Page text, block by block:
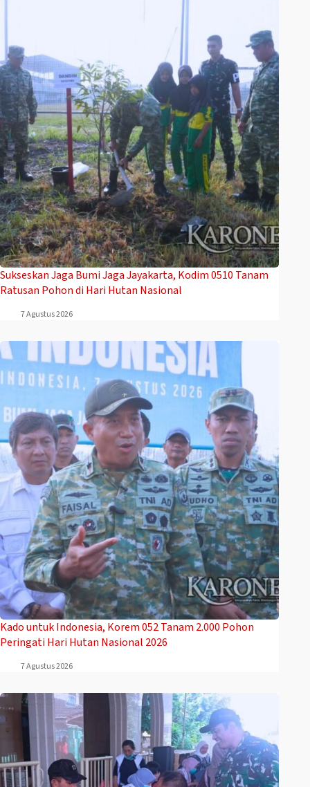
Sukseskan Jaga Bumi Jaga Jayakarta, Kodim 0510 Tanam
Ratusan Pohon di Hari Hutan Nasional
7 Agustus 2026
Kado untuk Indonesia, Korem 052 Tanam 2.000 Pohon
Peringati Hari Hutan Nasional 2026
7 Agustus 2026